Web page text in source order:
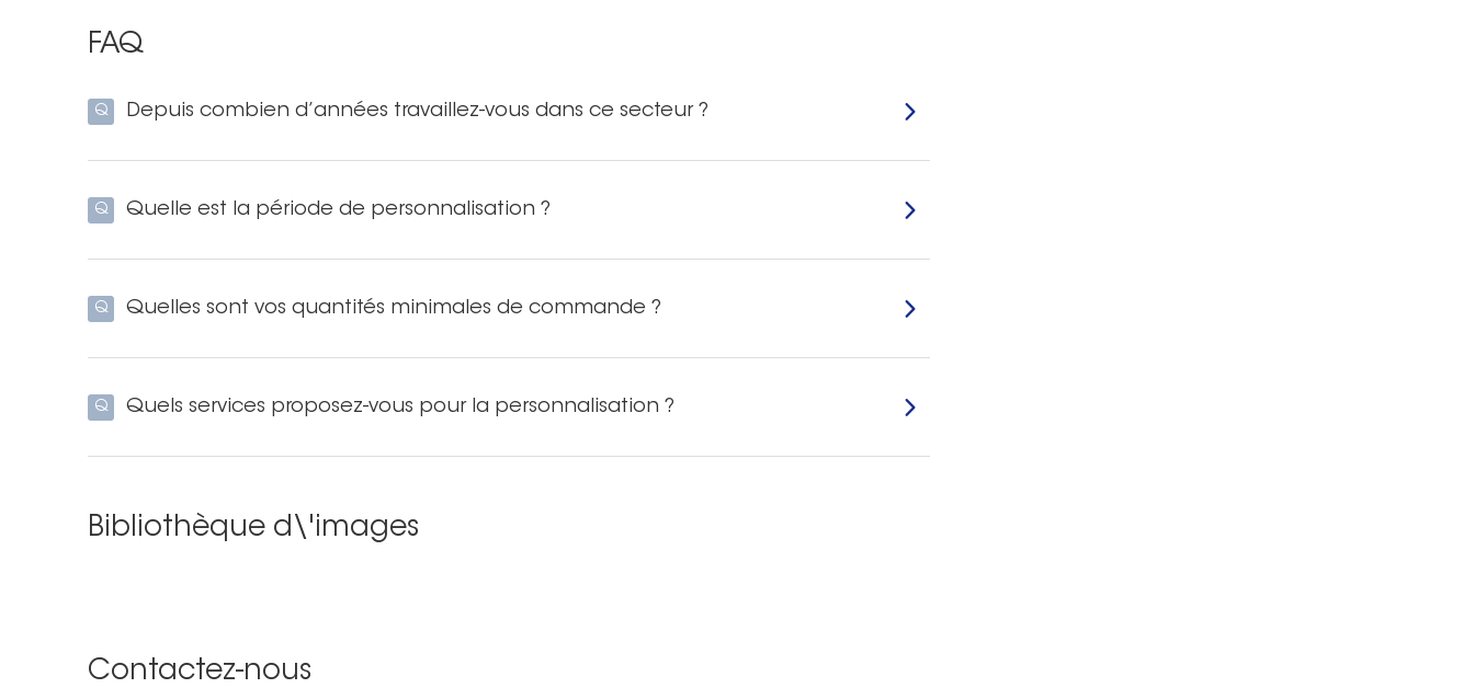
FAQ
Q Depuis combien d’années travaillez-vous dans ce secteur ?
Q Quelle est la période de personnalisation ?
Q Quelles sont vos quantités minimales de commande ?
Q Quels services proposez-vous pour la personnalisation ?
Bibliothèque d\'images
Contactez-nous